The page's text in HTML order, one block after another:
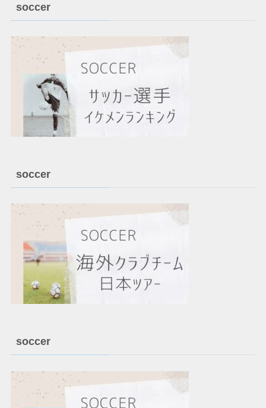
soccer
soccer
soccer